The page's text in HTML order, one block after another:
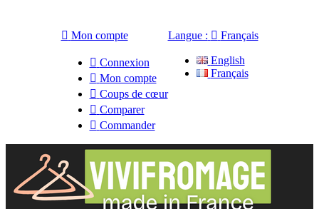
 Mon compte
 Connexion
 Mon compte
 Coups de cœur
 Comparer
 Commander
Langue :  Français
English
Français